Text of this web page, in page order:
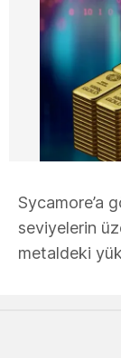
Sycamore’a
seviyelerin
metaldeki